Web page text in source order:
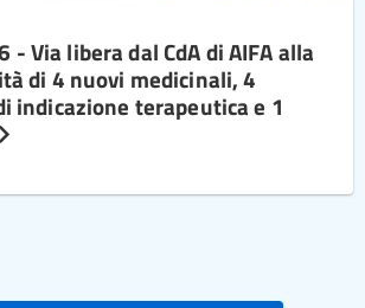
Via libera dal CdA di AIFA alla
di 4 nuovi medicinali, 4
indicazione terapeutica e 1